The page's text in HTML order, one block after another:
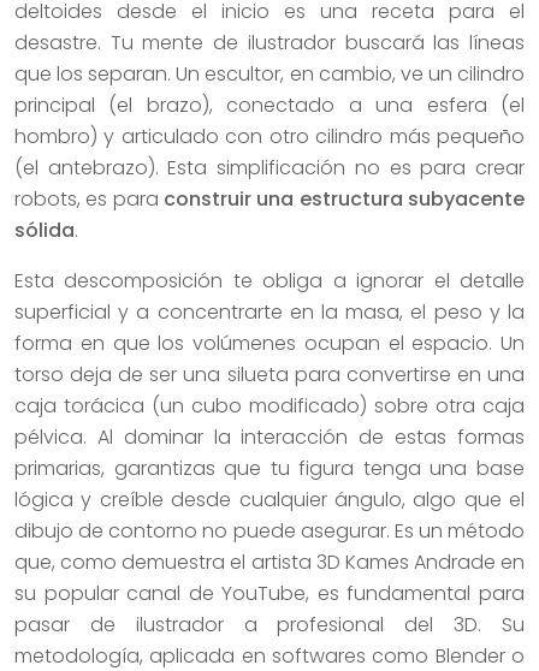
deltoides desde el inicio es una receta para el
desastre. Tu mente de ilustrador buscará las líneas
que los separan. Un escultor, en cambio, ve un cilindro
principal (el brazo), conectado a una esfera (el
hombro) y articulado con otro cilindro más pequeño
(el antebrazo). Esta simplificación no es para crear
robots, es para construir una estructura subyacente
sólida.
Esta descomposición te obliga a ignorar el detalle
superficial y a concentrarte en la masa, el peso y la
forma en que los volúmenes ocupan el espacio. Un
torso deja de ser una silueta para convertirse en una
caja torácica (un cubo modificado) sobre otra caja
pélvica. Al dominar la interacción de estas formas
primarias, garantizas que tu figura tenga una base
lógica y creíble desde cualquier ángulo, algo que el
dibujo de contorno no puede asegurar. Es un método
que, como demuestra el artista 3D Kames Andrade en
su popular canal de YouTube, es fundamental para
pasar de ilustrador a profesional del 3D. Su
metodología, aplicada en softwares como Blender o